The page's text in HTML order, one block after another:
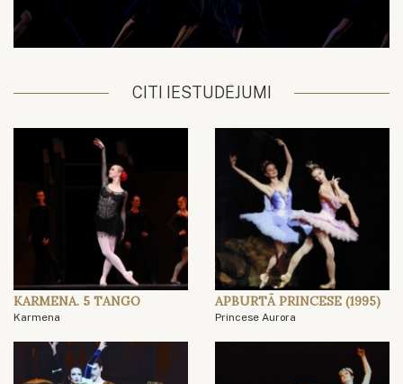
CITI IESTUDĒJUMI
KARMENA. 5 TANGO
Karmena
APBURTĀ PRINCESE (1995)
Princese Aurora